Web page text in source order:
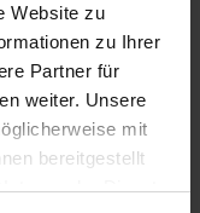
Website zu
zu Ihrer
Partner für
weiter. Unsere
mit
bereitgestellt
der Dienste
auf EYEfine®
MDF Holz mit
mit